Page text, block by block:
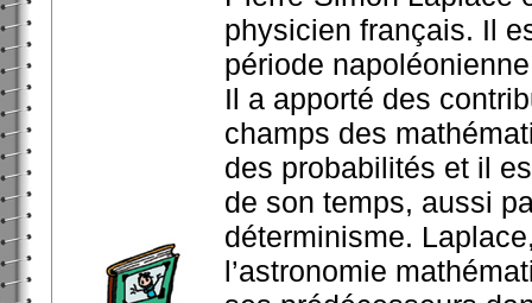
physicien français. Il
période
Il a apporté des
champs des
des probabilités et il
de son temps, aussi
déterminisme.
l’astronomie